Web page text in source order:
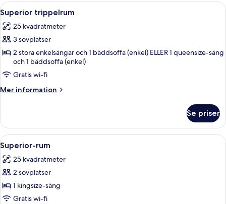
Öppna
alla
foton
för
Superior
trippelrum
Ett modernt hotellrum med en stor
5
Superior trippelrum
25 kvadratmeter
3 sovplatser
2 stora enkelsängar och 1 bäddsoffa (enkel) ELLER 1 queensize-säng
och 1 bäddsoffa (enkel)
Gratis wi-fi
Mer information
Mer
trippelrum
Se priser
Öppna
alla
foton
för
Superior-
rum
Ett modernt hotellrum med en stor
4
Superior-rum
25 kvadratmeter
2 sovplatser
1 kingsize-säng
Gratis wi-fi